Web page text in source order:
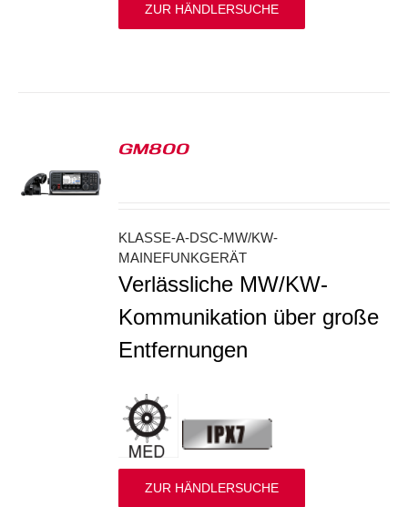
ZUR HÄNDLERSUCHE
GM800
KLASSE-A-DSC-MW/KW-
MAINEFUNKGERÄT
Verlässliche MW/KW-
Kommunikation über große
Entfernungen
ZUR HÄNDLERSUCHE